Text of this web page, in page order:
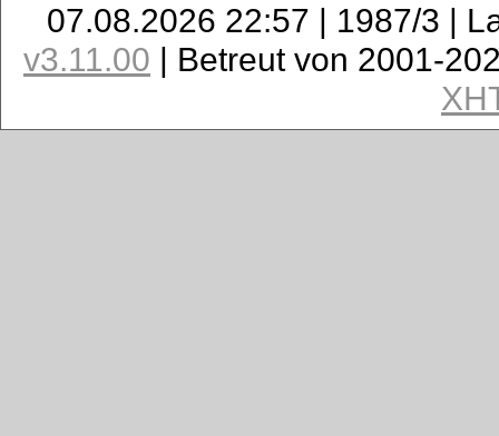
07.08.2026 22:57 | 1987/3 |
v3.11.00 | Betreut von 2001-